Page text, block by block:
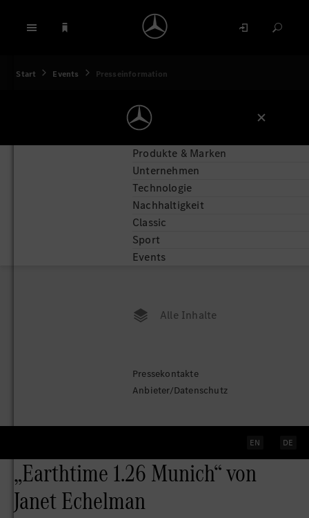
Start Events Presseinformation
Produkte & Marken
Unternehmen
Technologie
Nachhaltigkeit
Classic
Sport
Events
Alle Inhalte
Pressekontakte
Anbieter/Datenschutz
EN DE
Mercedes-Benz verwandelt den
Münchner Odeonsplatz in ein
lebendiges Kunsterlebnis:
Eröffnung der Kunstinstallation
„Earthtime 1.26 Munich“ von
Janet Echelman